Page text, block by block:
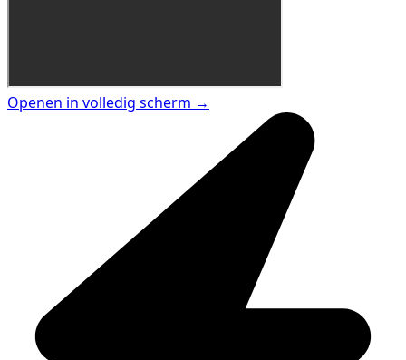
Openen in volledig scherm →